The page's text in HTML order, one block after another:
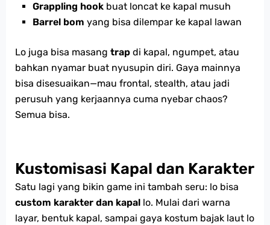
Grappling hook buat loncat ke kapal musuh
Barrel bom yang bisa dilempar ke kapal lawan
Lo juga bisa masang trap di kapal, ngumpet, atau
bahkan nyamar buat nyusupin diri. Gaya mainnya
bisa disesuaikan—mau frontal, stealth, atau jadi
perusuh yang kerjaannya cuma nyebar chaos?
Semua bisa.
Kustomisasi Kapal dan Karakter
Satu lagi yang bikin game ini tambah seru: lo bisa
custom karakter dan kapal lo. Mulai dari warna
layar, bentuk kapal, sampai gaya kostum bajak laut lo